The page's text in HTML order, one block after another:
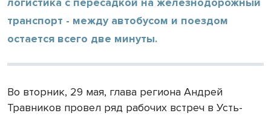
транспорт - между автобусом и поездом
остается всего две минуты.
Во вторник, 29 мая, глава региона Андрей
Травников провел ряд рабочих встреч в Усть-